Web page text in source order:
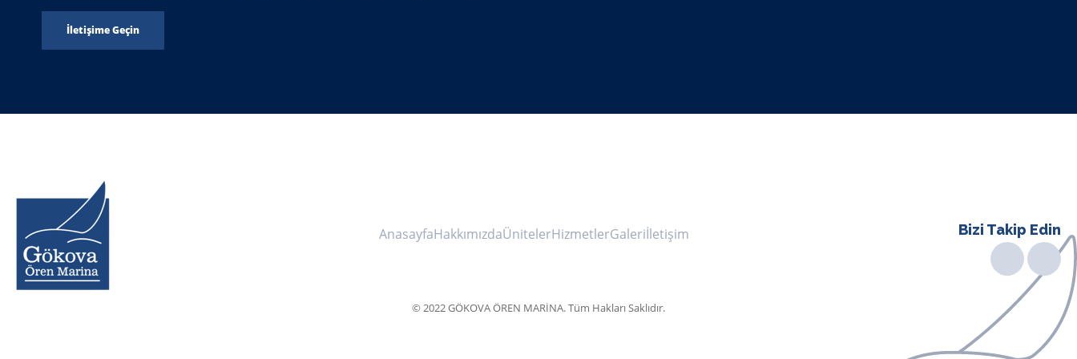
İletişime Geçin
AnasayfaHakkımızdaÜnitelerHizmetlerGaleriİletişim Bizi Takip Edin
© 2022 GÖKOVA ÖREN MARİNA. Tüm Hakları Saklıdır.